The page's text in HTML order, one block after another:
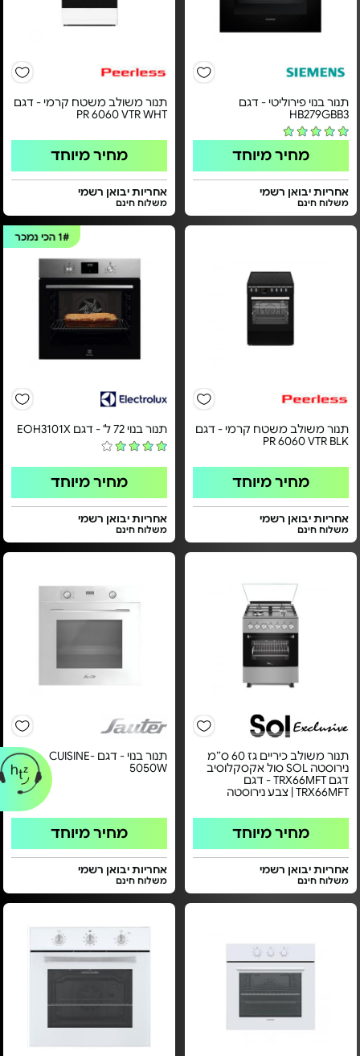
תנור בנוי פירוליטי - דגם
HB279GBB3
מחיר מיוחד
אחריות יבואן רשמי
משלוח חינם
תנור משולב משטח קרמי - דגם
PR 6060 VTR WHT
מחיר מיוחד
אחריות יבואן רשמי
משלוח חינם
תנור משולב משטח קרמי - דגם
PR 6060 VTR BLK
מחיר מיוחד
אחריות יבואן רשמי
משלוח חינם
1#הכי נמכר
תנור בנוי 72 ל' - דגם EOH3101X
מחיר מיוחד
אחריות יבואן רשמי
משלוח חינם
תנור משולב כיריים גז 60 ס״מ
נירוסטה SOL סול אקסקלוסיב
דגם TRX66MFT - דגם
TRX66MFT | צבע נירוסטה
מחיר מיוחד
אחריות יבואן רשמי
משלוח חינם
תנור בנוי - דגם CUISINE-
5050W
מחיר מיוחד
אחריות יבואן רשמי
משלוח חינם